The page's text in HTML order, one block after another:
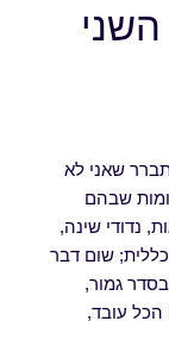
שאני לא
שבהם
נדודי שינה,
שום דבר
עלה על 36.6. הרוב בסדר גמור,
הכל עובד,